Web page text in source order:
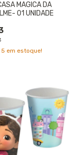
MAGICA DA
01 UNIDADE
5 em estoque!